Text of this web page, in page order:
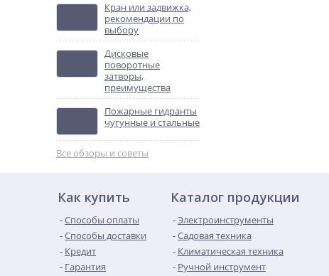
Кран или задвижка,
рекомендации по
выбору
Дисковые
поворотные
затворы,
преимущества
Пожарные гидранты
чугунные и стальные
Все обзоры и советы
Как купить
Способы оплаты
Способы доставки
Кредит
Гарантия
Каталог продукции
Электроинструменты
Садовая техника
Климатическая техника
Ручной инструмент